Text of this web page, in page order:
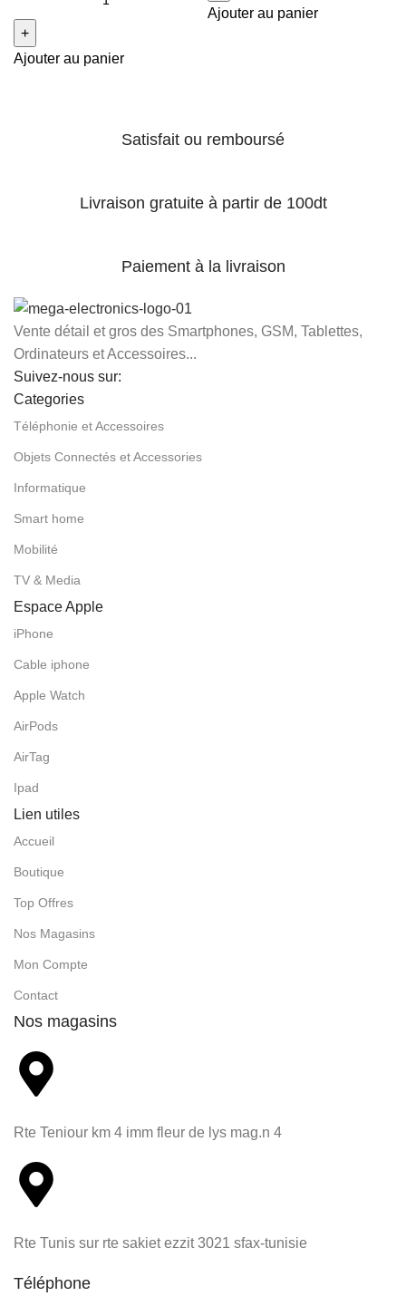
Ajouter au panier
Ajouter au panier
Satisfait ou remboursé
Livraison gratuite à partir de 100dt
Paiement à la livraison
Vente détail et gros des Smartphones, GSM, Tablettes,
Ordinateurs et Accessoires...
Suivez-nous sur:
Categories
Téléphonie et Accessoires
Objets Connectés et Accessories
Informatique
Smart home
Mobilité
TV & Media
Espace Apple
iPhone
Cable iphone
Apple Watch
AirPods
AirTag
Ipad
Lien utiles
Accueil
Boutique
Top Offres
Nos Magasins
Mon Compte
Contact
Nos magasins
Rte Teniour km 4 imm fleur de lys mag.n 4
Rte Tunis sur rte sakiet ezzit 3021 sfax-tunisie
Téléphone